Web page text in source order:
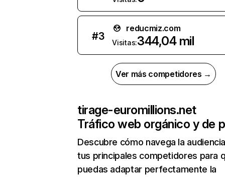
#3
reducmiz.com
Visitas:344,04 mil
Ver más competidores →
tirage-euromillions.net
Tráfico web orgánico y de
Descubre cómo navega la
tus principales competidores para
puedas adaptar perfectamente la